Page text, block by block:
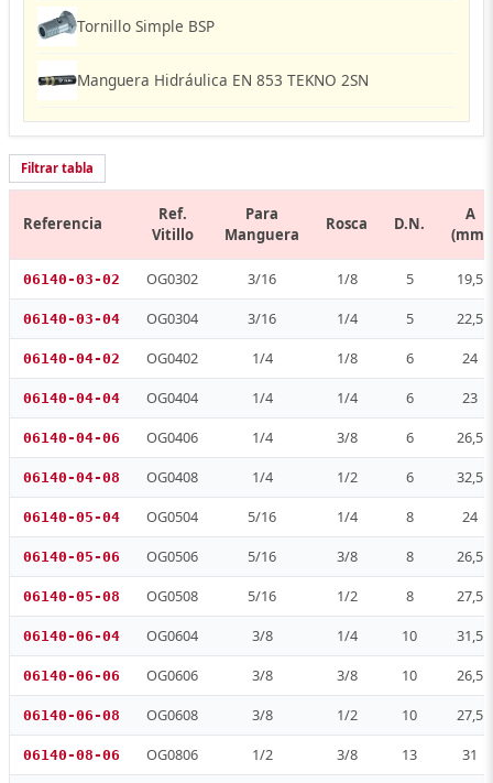
Tornillo Simple BSP
Manguera Hidráulica EN 853 TEKNO 2SN
Filtrar tabla
Referencia
Ref.
Vitillo
Para
Manguera
Rosca D.N.
A
(mm)
06140-03-02 OG0302 3/16 1/8 5 19,5
06140-03-04 OG0304 3/16 1/4 5 22,5
06140-04-02 OG0402 1/4 1/8 6 24
06140-04-04 OG0404 1/4 1/4 6 23
06140-04-06 OG0406 1/4 3/8 6 26,5
06140-04-08 OG0408 1/4 1/2 6 32,5
06140-05-04 OG0504 5/16 1/4 8 24
06140-05-06 OG0506 5/16 3/8 8 26,5
06140-05-08 OG0508 5/16 1/2 8 27,5
06140-06-04 OG0604 3/8 1/4 10 31,5
06140-06-06 OG0606 3/8 3/8 10 26,5
06140-06-08 OG0608 3/8 1/2 10 27,5
06140-08-06 OG0806 1/2 3/8 13 31